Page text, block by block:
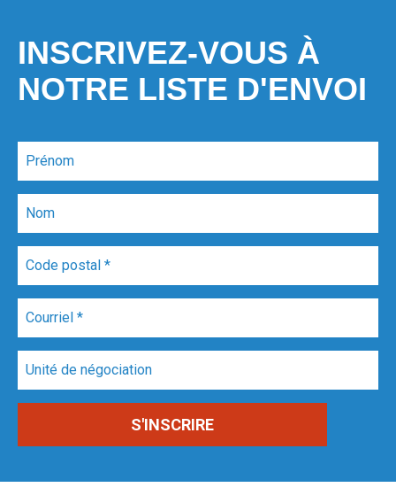
INSCRIVEZ-VOUS À
NOTRE LISTE D'ENVOI